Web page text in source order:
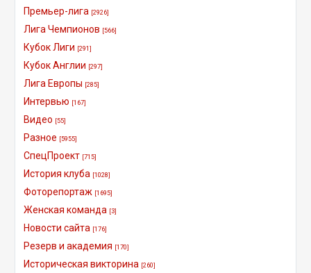
Премьер-лига [2926]
Лига Чемпионов [566]
Кубок Лиги [291]
Кубок Англии [297]
Лига Европы [285]
Интервью [167]
Видео [55]
Разное [5955]
СпецПроект [715]
История клуба [1028]
Фоторепортаж [1695]
Женская команда [3]
Новости сайта [176]
Резерв и академия [170]
Историческая викторина [260]